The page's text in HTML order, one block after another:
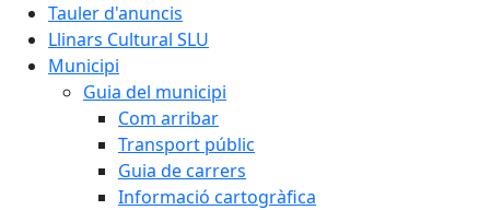
Tauler d'anuncis
Llinars Cultural SLU
Municipi
Guia del municipi
Com arribar
Transport públic
Guia de carrers
Informació cartogràfica